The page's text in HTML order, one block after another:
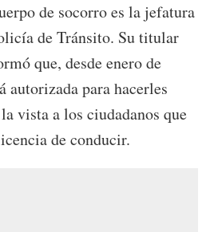
de socorro es la jefatura
de Tránsito. Su titular
que, desde enero de
autorizada para hacerles
vista a los ciudadanos que
de conducir.